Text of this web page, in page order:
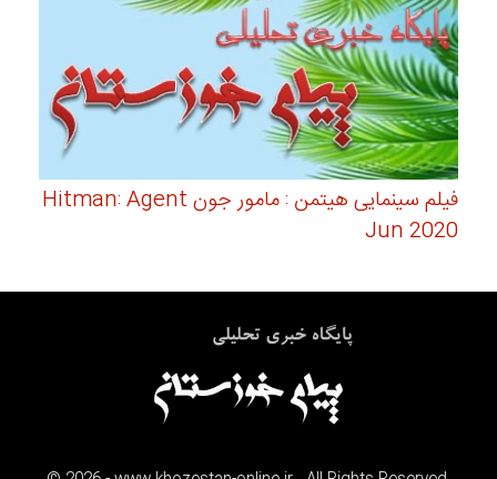
فیلم سینمایی هیتمن : مامور جون Hitman: Agent
Jun 2020